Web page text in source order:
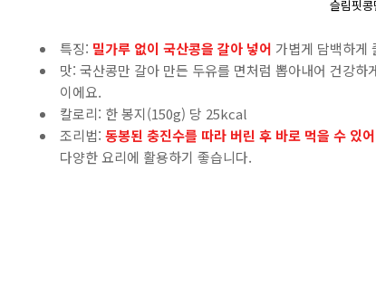
슬림핏
특징: 밀가루 없이 국산콩을 갈아 넣어 가볍게 담백하게
맛: 국산콩만 갈아 만든 두유를 면처럼 뽑아내어 건강
이에요.
칼로리: 한 봉지(150g) 당 25kcal
조리법: 동봉된 충진수를 따라 버린 후 바로 먹을 수 있
다양한 요리에 활용하기 좋습니다.